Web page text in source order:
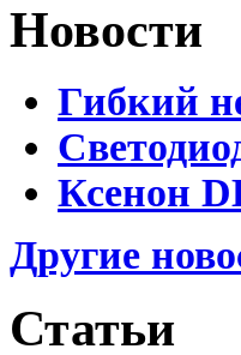
Новости
Гибкий
Ксенон
Другие
Статьи